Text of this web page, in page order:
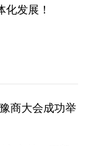
发展！
商大会成功举